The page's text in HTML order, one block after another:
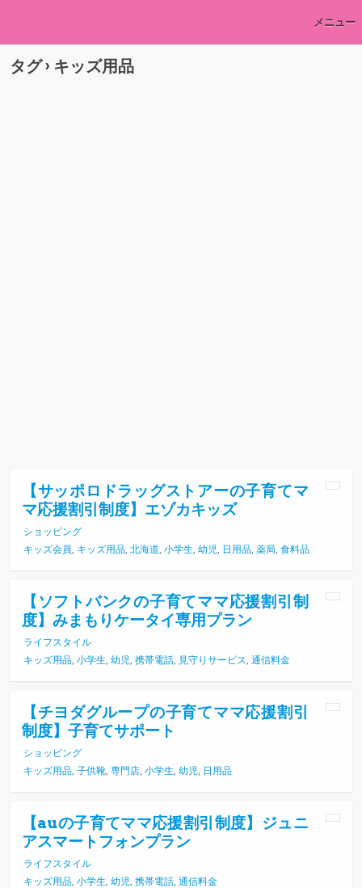
メニュー
タグ › キッズ用品
【サッポロドラッグストアーの子育てマ
マ応援割引制度】エゾカキッズ
ショッピング
キッズ会員, キッズ用品, 北海道, 小学生, 幼児, 日用品, 薬局, 食料品
【ソフトバンクの子育てママ応援割引制
度】みまもりケータイ専用プラン
ライフスタイル
キッズ用品, 小学生, 幼児, 携帯電話, 見守りサービス, 通信料金
【チヨダグループの子育てママ応援割引
制度】子育てサポート
ショッピング
キッズ用品, 子供靴, 専門店, 小学生, 幼児, 日用品
【auの子育てママ応援割引制度】ジュニ
アスマートフォンプラン
ライフスタイル
キッズ用品, 小学生, 幼児, 携帯電話, 通信料金